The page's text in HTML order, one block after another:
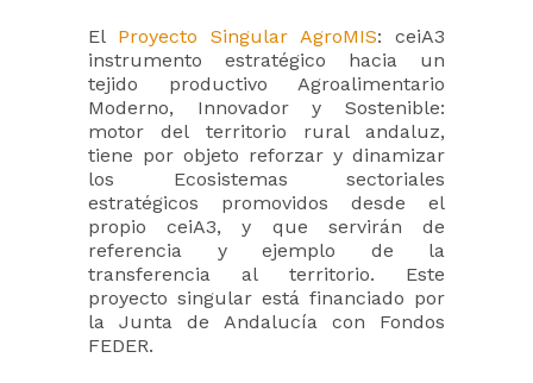
El Proyecto Singular AgroMIS: ceiA3
instrumento estratégico hacia un
tejido productivo Agroalimentario
Moderno, Innovador y Sostenible:
motor del territorio rural andaluz,
tiene por objeto reforzar y dinamizar
los Ecosistemas sectoriales
estratégicos promovidos desde el
propio ceiA3, y que servirán de
referencia y ejemplo de la
transferencia al territorio. Este
proyecto singular está financiado por
la Junta de Andalucía con Fondos
FEDER.